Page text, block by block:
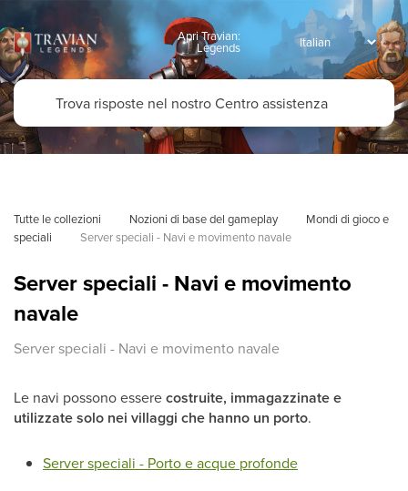
Apri Travian:
Legends
Tutte le collezioni Nozioni di base del gameplay
Mondi di gioco e
speciali
Server speciali - Navi e movimento navale
Server speciali - Navi e movimento
navale
Server speciali - Navi e movimento navale
Le navi possono esserecostruite, immagazzinate e
utilizzate solo nei villaggi che hanno un porto.
Server speciali - Porto e acque profonde